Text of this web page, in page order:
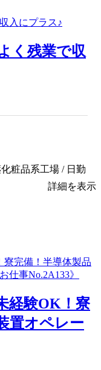
く残業で収
粧品系工場 / 日勤
詳細を表示
経験OK！寮
置オペレー